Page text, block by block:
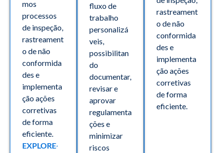
mos
processos
de inspeção,
rastreament
o de não
conformida
des e
implementa
ção ações
corretivas
de forma
eficiente.
EXPLORE
fluxo de
trabalho
personalizá
veis,
possibilitan
do
documentar,
revisar e
aprovar
regulamenta
ções e
minimizar
riscos
rastreament
o de não
conformida
des e
implementa
ção ações
corretivas
de forma
eficiente.